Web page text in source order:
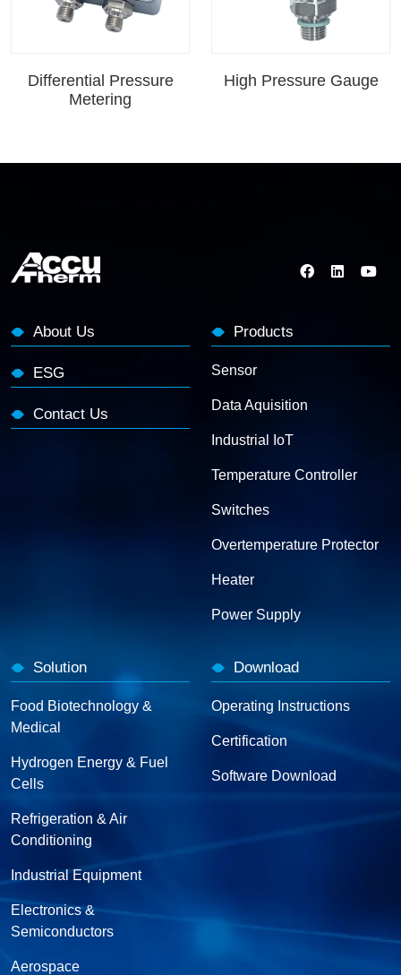
Differential Pressure
Metering
High Pressure Gauge
About Us
ESG
Contact Us
Products
Sensor
Data Aquisition
Industrial IoT
Temperature Controller
Switches
Overtemperature Protector
Heater
Power Supply
Solution
Food Biotechnology &
Medical
Hydrogen Energy & Fuel
Cells
Refrigeration & Air
Conditioning
Industrial Equipment
Electronics &
Semiconductors
Aerospace
Download
Operating Instructions
Certification
Software Download